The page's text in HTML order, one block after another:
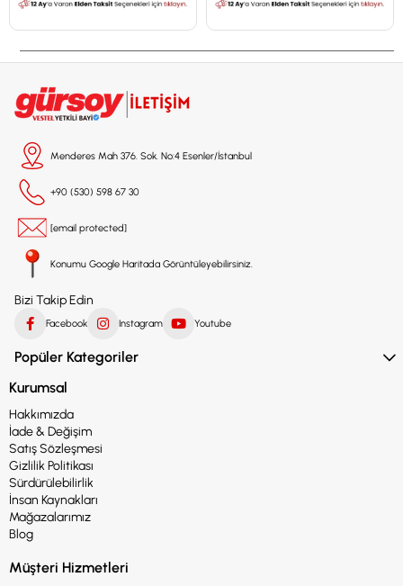
Menderes Mah 376. Sok. No:4 Esenler/İstanbul
+90 (530) 598 67 30
[email protected]
Konumu Google Haritada Görüntüleyebilirsiniz.
Bizi Takip Edin
Facebook Instagram Youtube
Popüler Kategoriler
Kurumsal
Hakkımızda
İade & Değişim
Satış Sözleşmesi
Gizlilik Politikası
Sürdürülebilirlik
İnsan Kaynakları
Mağazalarımız
Blog
Müşteri Hizmetleri